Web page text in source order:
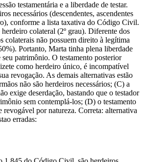
testamentária e a liberdade de testar.
necessários (descendentes, ascendentes
conforme a lista taxativa do Código Civil.
colateral (2º grau). Diferente dos
colaterais não possuem direito à legítima
Portanto, Marta tinha plena liberdade
patrimônio. O testamento posterior
como herdeiro único, é incompatível
revogação. As demais alternativas estão
não são herdeiros necessários; (C) a
exige deserdação, bastando que o testador
sem contemplá-los; (D) o testamento
revogável por natureza. Correta: alternativa
erradas: